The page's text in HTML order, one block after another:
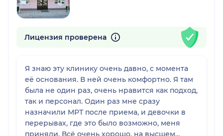
Лицензия проверена
Я знаю эту клинику очень давно, с момента
её основания. В ней очень комфортно. Я там
была не один раз, очень нравится как подход,
так и персонал. Один раз мне сразу
назначили МРТ после приема, и девочки в
перерывах, где это было возможно, меня
приняли. Всё очень хорошо, на высшем